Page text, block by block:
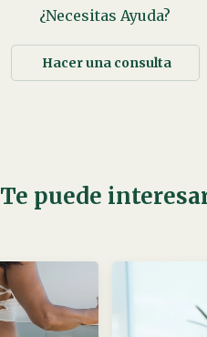
¿Necesitas Ayuda?
Hacer una consulta
Te puede